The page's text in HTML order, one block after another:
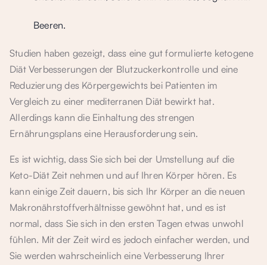
Beeren.
Studien haben gezeigt, dass eine gut formulierte ketogene
Diät Verbesserungen der Blutzuckerkontrolle und eine
Reduzierung des Körpergewichts bei Patienten im
Vergleich zu einer mediterranen Diät bewirkt hat.
Allerdings kann die Einhaltung des strengen
Ernährungsplans eine Herausforderung sein.
Es ist wichtig, dass Sie sich bei der Umstellung auf die
Keto-Diät Zeit nehmen und auf Ihren Körper hören. Es
kann einige Zeit dauern, bis sich Ihr Körper an die neuen
Makronährstoffverhältnisse gewöhnt hat, und es ist
normal, dass Sie sich in den ersten Tagen etwas unwohl
fühlen. Mit der Zeit wird es jedoch einfacher werden, und
Sie werden wahrscheinlich eine Verbesserung Ihrer